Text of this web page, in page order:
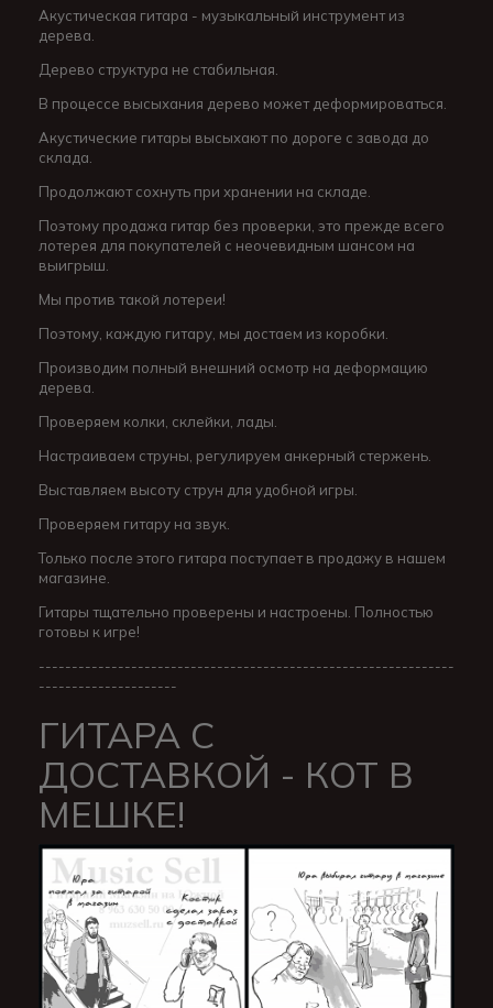
Акустическая гитара - музыкальный инструмент из
дерева.
Дерево структура не стабильная.
В процессе высыхания дерево может деформироваться.
Акустические гитары высыхают по дороге с завода до
склада.
Продолжают сохнуть при хранении на складе.
Поэтому продажа гитар без проверки, это прежде всего
лотерея для покупателей с неочевидным шансом на
выигрыш.
Мы против такой лотереи!
Поэтому, каждую гитару, мы достаем из коробки.
Производим полный внешний осмотр на деформацию
дерева.
Проверяем колки, склейки, лады.
Настраиваем струны, регулируем анкерный стержень.
Выставляем высоту струн для удобной игры.
Проверяем гитару на звук.
Только после этого гитара поступает в продажу в нашем
магазине.
Гитары тщательно проверены и настроены. Полностью
готовы к игре!
---------------------------------------------------------------
---------------------
ГИТАРА С
ДОСТАВКОЙ - КОТ В
МЕШКЕ!